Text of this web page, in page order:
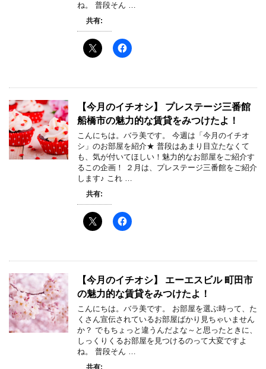
ね。 普段そん …
共有:
【今月のイチオシ】 プレステージ三番館
船橋市の魅力的な賃貸をみつけたよ！
こんにちは。バラ美です。 今週は「今月のイチオ
シ」のお部屋を紹介★ 普段はあまり目立たなくて
も、気が付いてほしい！魅力的なお部屋をご紹介す
るこの企画！ ２月は、プレステージ三番館をご紹介
します♪ これ …
共有:
【今月のイチオシ】 エーエスビル 町田市
の魅力的な賃貸をみつけたよ！
こんにちは。バラ美です。 お部屋を選ぶ時って、た
くさん宣伝されているお部屋ばかり見ちゃいません
か？ でもちょっと違うんだよな～と思ったときに、
しっくりくるお部屋を見つけるのって大変ですよ
ね。 普段そん …
共有: